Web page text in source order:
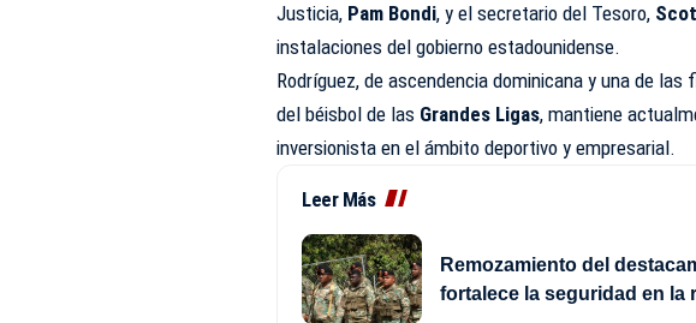
Justicia, Pam Bondi, y el secretario del Tesoro,
instalaciones del gobierno estadounidense.
Rodríguez, de ascendencia dominicana y una de
del béisbol de las Grandes Ligas, mantiene
inversionista en el ámbito deportivo y empresarial.
Leer Más
Remozamiento del
fortalece la seguridad en la